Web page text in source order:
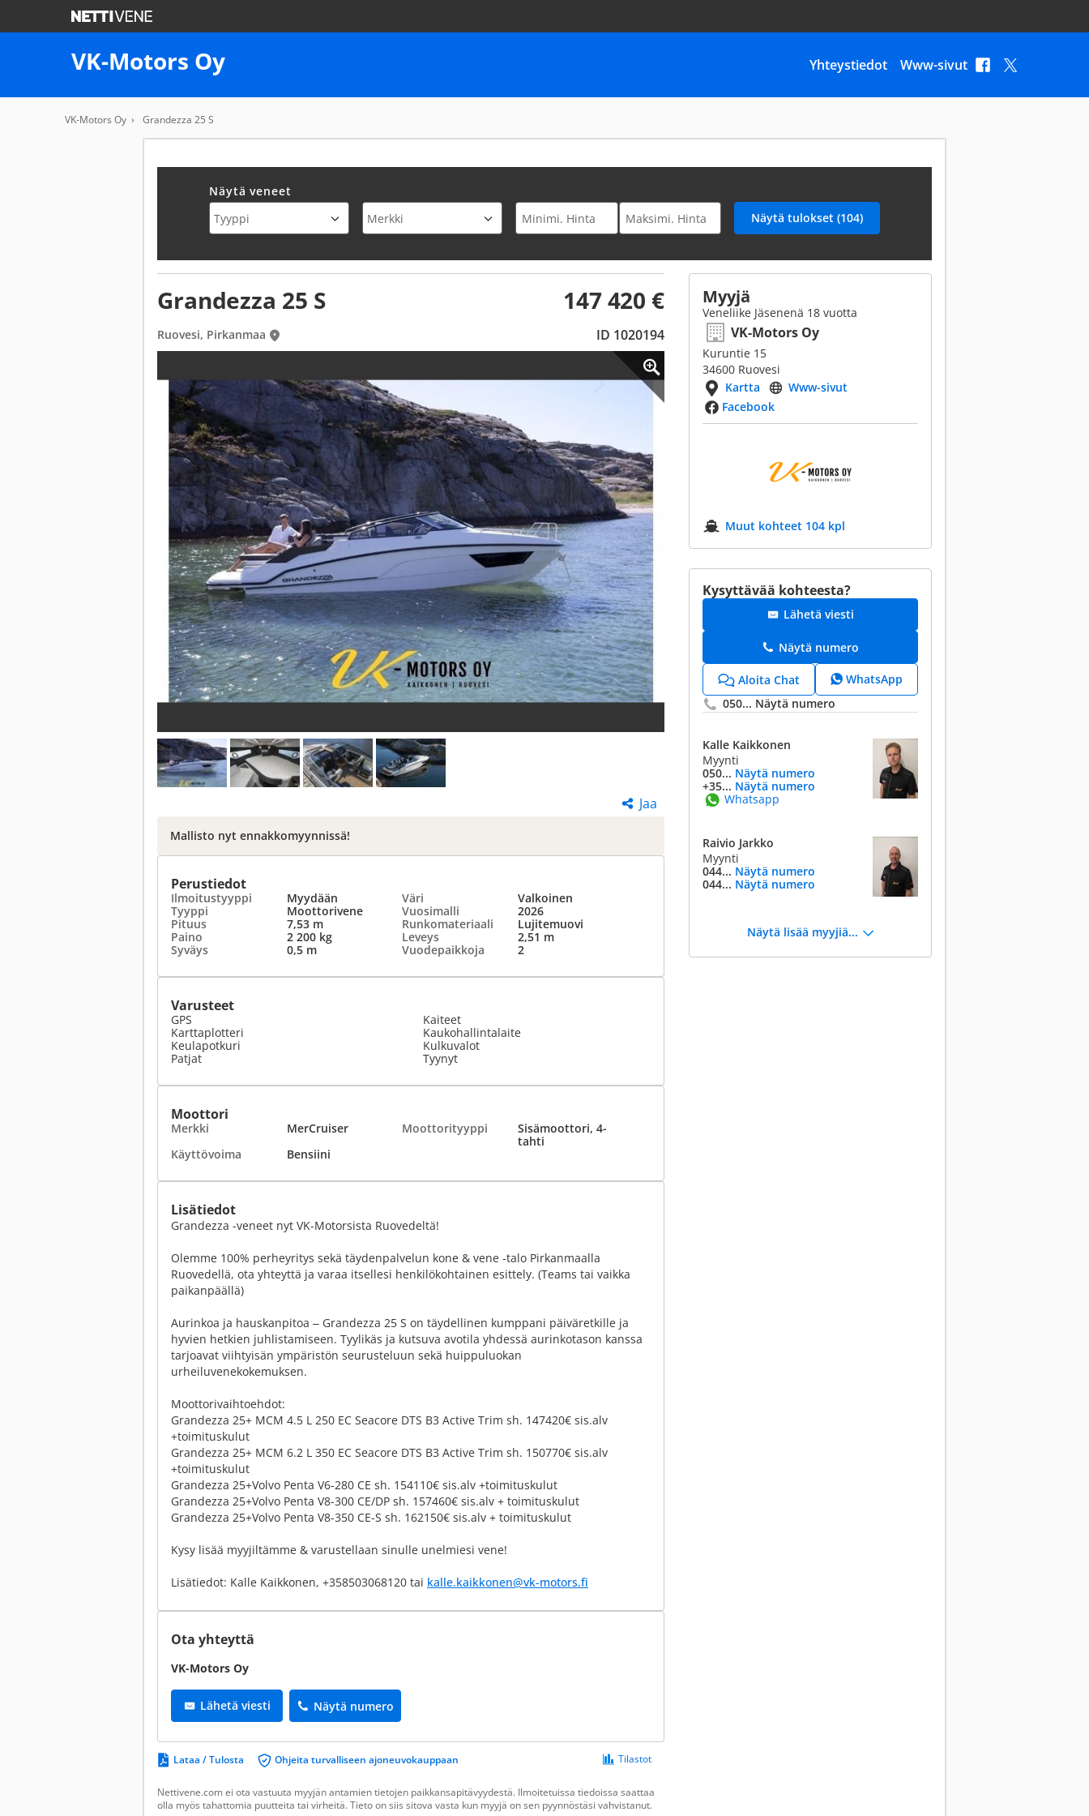
VK-Motors Oy Yhteystiedot Www-sivut
VK-Motors Oy Grandezza 25 S
Näytä veneet
Grandezza 25 S 147 420 €
Ruovesi, Pirkanmaa ID 1020194
Jaa
Mallisto nyt ennakkomyynnissä!
Perustiedot
Ilmoitustyyppi Myydään Väri
Valkoinen
Tyyppi
Moottorivene Vuosimalli
2026
Pituus
7,53 m Runkomateriaali
Lujitemuovi
Paino
2 200 kg Leveys
2,51 m
Syväys
0,5 m Vuodepaikkoja 2
Varusteet
GPS
Karttaplotteri
Keulapotkuri
Patjat
Kaiteet
Kaukohallintalaite
Kulkuvalot
Tyynyt
Moottori
Merkki MerCruiser Moottorityyppi
Sisämoottori, 4-
tahti
Käyttövoima
Bensiini
Lisätiedot
Grandezza -veneet nyt VK-Motorsista Ruovedeltä!
Olemme 100% perheyritys sekä täydenpalvelun kone & vene -talo Pirkanmaalla
Ruovedellä, ota yhteyttä ja varaa itsellesi henkilökohtainen esittely. (Teams tai vaikka
paikanpäällä)
Aurinkoa ja hauskanpitoa ‒ Grandezza 25 S on täydellinen kumppani päiväretkille ja
hyvien hetkien juhlistamiseen. Tyylikäs ja kutsuva avotila yhdessä aurinkotason kanssa
tarjoavat viihtyisän ympäristön seurusteluun sekä huippuluokan
urheiluvenekokemuksen.
Moottorivaihtoehdot:
Grandezza 25+ MCM 4.5 L 250 EC Seacore DTS B3 Active Trim sh. 147420€ sis.alv
+toimituskulut
Grandezza 25+ MCM 6.2 L 350 EC Seacore DTS B3 Active Trim sh. 150770€ sis.alv
+toimituskulut
Grandezza 25+Volvo Penta V6-280 CE sh. 154110€ sis.alv +toimituskulut
Grandezza 25+Volvo Penta V8-300 CE/DP sh. 157460€ sis.alv + toimituskulut
Grandezza 25+Volvo Penta V8-350 CE-S sh. 162150€ sis.alv + toimituskulut
Kysy lisää myyjiltämme & varustellaan sinulle unelmiesi vene!
Lisätiedot: Kalle Kaikkonen, +358503068120 tai kalle.kaikkonen@vk-motors.fi
Ota yhteyttä
VK-Motors Oy
Lähetä viesti Näytä numero
Lataa / Tulosta Ohjeita turvalliseen ajoneuvokauppaan Tilastot
Nettivene.com ei ota vastuuta myyjän antamien tietojen paikkansapitävyydestä. Ilmoitetuissa tiedoissa saattaa
olla myös tahattomia puutteita tai virheitä. Tieto on siis sitova vasta kun myyjä on sen pyynnöstäsi vahvistanut.
Myyjä
Veneliike Jäsenenä 18 vuotta
VK-Motors Oy
Kuruntie 15
34600 Ruovesi
Kartta
Www-sivut
Facebook
Muut kohteet 104 kpl
Kysyttävää kohteesta?
Lähetä viesti
Näytä numero
Aloita Chat
WhatsApp
050... Näytä numero
Kalle Kaikkonen
Myynti
050... Näytä numero
+35... Näytä numero
Whatsapp
Raivio Jarkko
Myynti
044... Näytä numero
044... Näytä numero
Näytä lisää myyjiä...